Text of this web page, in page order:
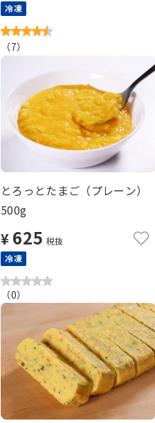
冷凍
（7）
とろっとたまご（プレーン）
500g
¥ 625 税抜
冷凍
（0）